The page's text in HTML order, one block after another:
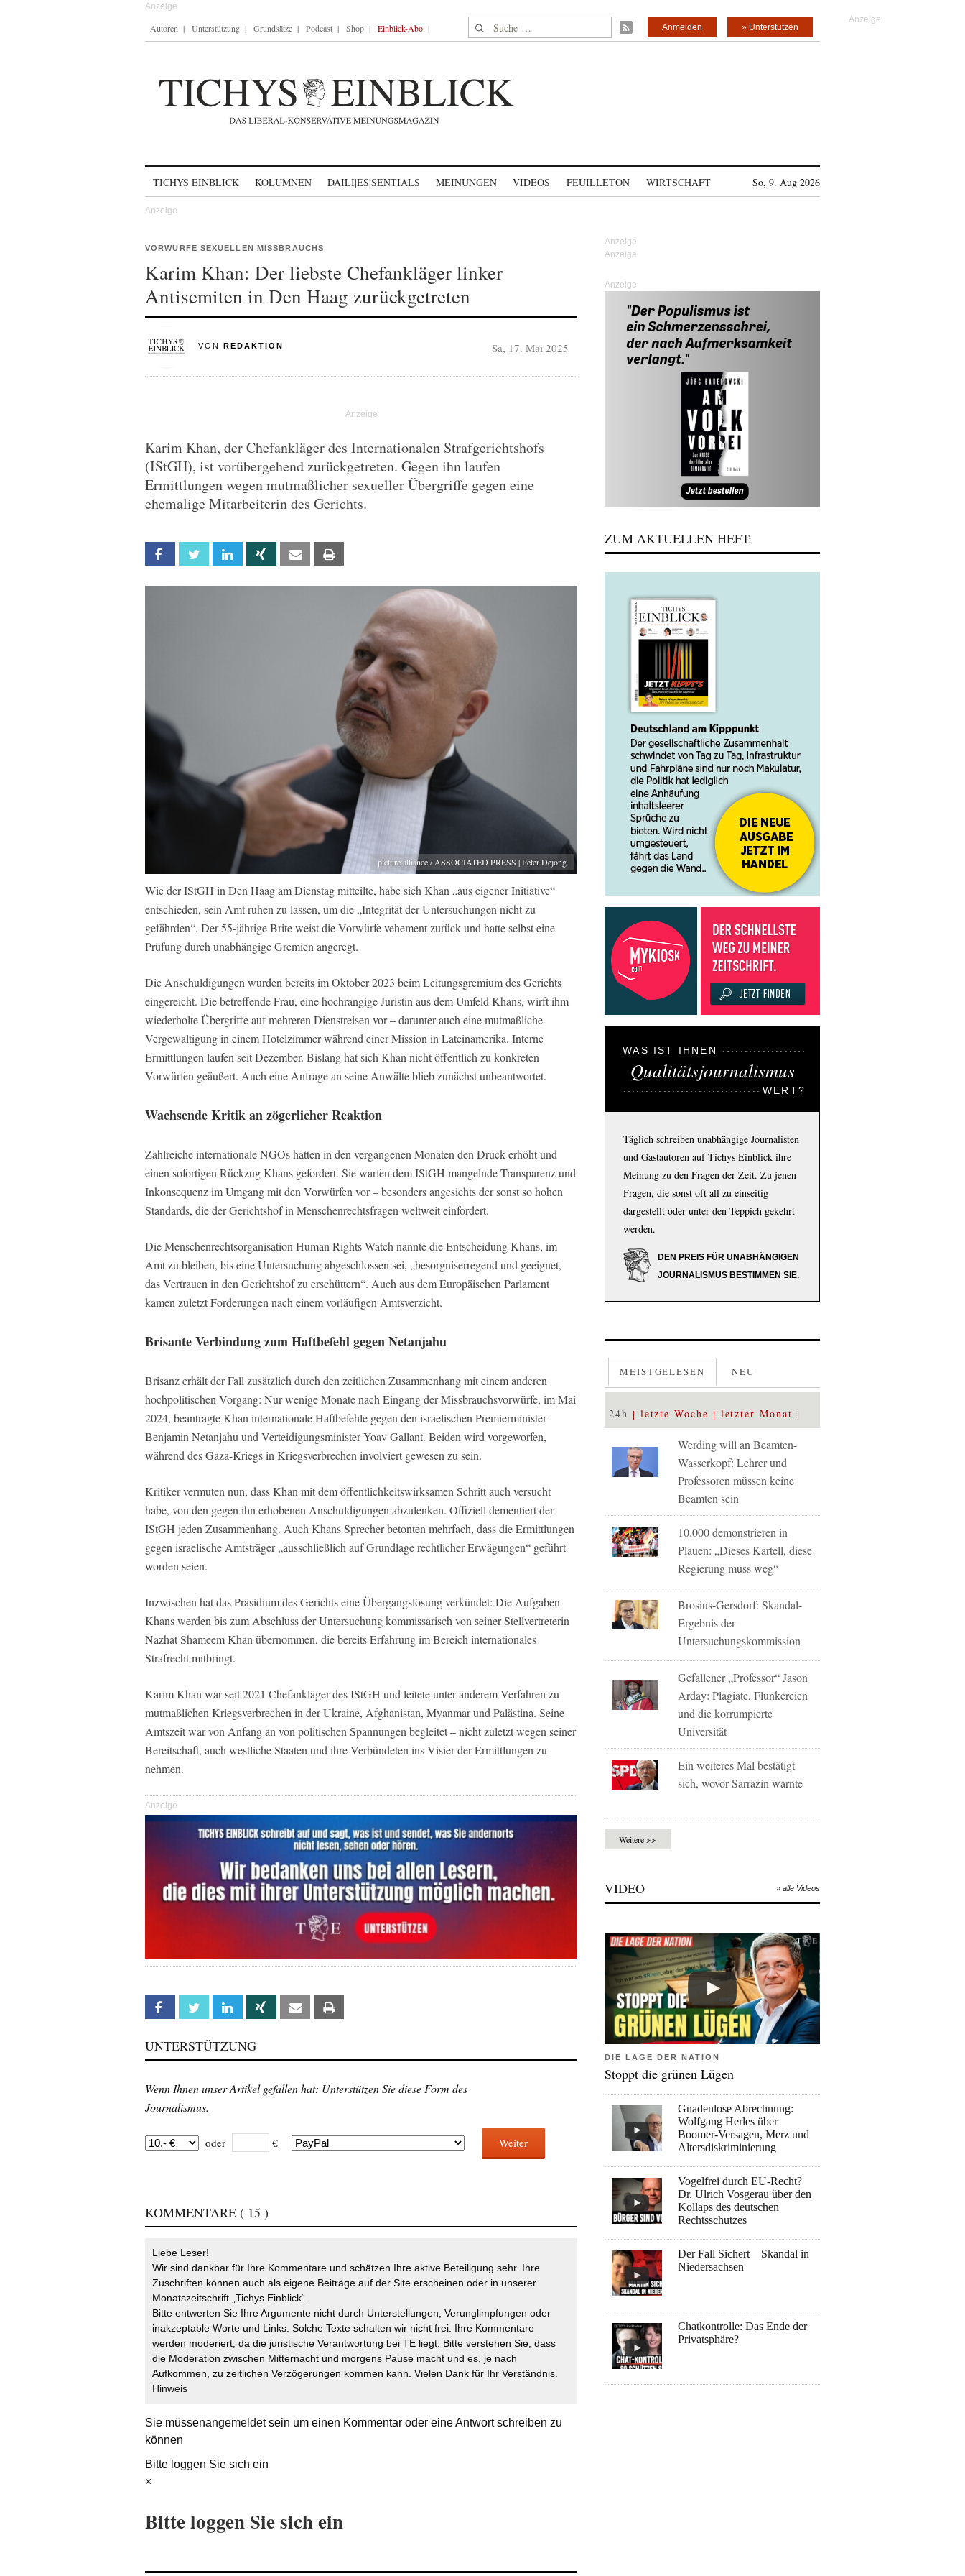
Autoren Unterstützung Grundsätze Podcast Shop Einblick-Abo Suche nach: » Unterstützen
Anmelden
TICHYS EINBLICK KOLUMNEN DAILI|ES|SENTIALS MEINUNGEN VIDEOS FEUILLETON WIRTSCHAFT So, 9. Aug 2026
VORWÜRFE SEXUELLEN MISSBRAUCHS
Karim Khan: Der liebste Chefankläger linker
Antisemiten in Den Haag zurückgetreten
VON REDAKTION Sa, 17. Mai 2025
Karim Khan, der Chefankläger des Internationalen Strafgerichtshofs
(IStGH), ist vorübergehend zurückgetreten. Gegen ihn laufen
Ermittlungen wegen mutmaßlicher sexueller Übergriffe gegen eine
ehemalige Mitarbeiterin des Gerichts.
Facebook Twitter Linkedin Xing Email
picture alliance / ASSOCIATED PRESS | Peter Dejong
Wie der IStGH in Den Haag am Dienstag mitteilte, habe sich Khan „aus eigener Initiative“
entschieden, sein Amt ruhen zu lassen, um die „Integrität der Untersuchungen nicht zu
gefährden“. Der 55-jährige Brite weist die Vorwürfe vehement zurück und hatte selbst eine
Prüfung durch unabhängige Gremien angeregt.
Die Anschuldigungen wurden bereits im Oktober 2023 beim Leitungsgremium des Gerichts
eingereicht. Die betreffende Frau, eine hochrangige Juristin aus dem Umfeld Khans, wirft ihm
wiederholte Übergriffe auf mehreren Dienstreisen vor – darunter auch eine mutmaßliche
Vergewaltigung in einem Hotelzimmer während einer Mission in Lateinamerika. Interne
Ermittlungen laufen seit Dezember. Bislang hat sich Khan nicht öffentlich zu konkreten
Vorwürfen geäußert. Auch eine Anfrage an seine Anwälte blieb zunächst unbeantwortet.
Wachsende Kritik an zögerlicher Reaktion
Zahlreiche internationale NGOs hatten in den vergangenen Monaten den Druck erhöht und
einen sofortigen Rückzug Khans gefordert. Sie warfen dem IStGH mangelnde Transparenz und
Inkonsequenz im Umgang mit den Vorwürfen vor – besonders angesichts der sonst so hohen
Standards, die der Gerichtshof in Menschenrechtsfragen weltweit einfordert.
Die Menschenrechtsorganisation Human Rights Watch nannte die Entscheidung Khans, im
Amt zu bleiben, bis eine Untersuchung abgeschlossen sei, „besorgniserregend und geeignet,
das Vertrauen in den Gerichtshof zu erschüttern“. Auch aus dem Europäischen Parlament
kamen zuletzt Forderungen nach einem vorläufigen Amtsverzicht.
Brisante Verbindung zum Haftbefehl gegen Netanjahu
Brisanz erhält der Fall zusätzlich durch den zeitlichen Zusammenhang mit einem anderen
hochpolitischen Vorgang: Nur wenige Monate nach Eingang der Missbrauchsvorwürfe, im Mai
2024, beantragte Khan internationale Haftbefehle gegen den israelischen Premierminister
Benjamin Netanjahu und Verteidigungsminister Yoav Gallant. Beiden wird vorgeworfen,
während des Gaza-Kriegs in Kriegsverbrechen involviert gewesen zu sein.
Kritiker vermuten nun, dass Khan mit dem öffentlichkeitswirksamen Schritt auch versucht
habe, von den gegen ihn erhobenen Anschuldigungen abzulenken. Offiziell dementiert der
IStGH jeden Zusammenhang. Auch Khans Sprecher betonten mehrfach, dass die Ermittlungen
gegen israelische Amtsträger „ausschließlich auf Grundlage rechtlicher Erwägungen“ geführt
worden seien.
Inzwischen hat das Präsidium des Gerichts eine Übergangslösung verkündet: Die Aufgaben
Khans werden bis zum Abschluss der Untersuchung kommissarisch von seiner Stellvertreterin
Nazhat Shameem Khan übernommen, die bereits Erfahrung im Bereich internationales
Strafrecht mitbringt.
Karim Khan war seit 2021 Chefankläger des IStGH und leitete unter anderem Verfahren zu
mutmaßlichen Kriegsverbrechen in der Ukraine, Afghanistan, Myanmar und Palästina. Seine
Amtszeit war von Anfang an von politischen Spannungen begleitet – nicht zuletzt wegen seiner
Bereitschaft, auch westliche Staaten und ihre Verbündeten ins Visier der Ermittlungen zu
nehmen.
Anzeige
Facebook Twitter Linkedin Xing Email
UNTERSTÜTZUNG
Wenn Ihnen unser Artikel gefallen hat: Unterstützen Sie diese Form des
Journalismus.
oder € Weiter
KOMMENTARE ( 15 )
Liebe Leser!
Wir sind dankbar für Ihre Kommentare und schätzen Ihre aktive Beteiligung sehr. Ihre
Zuschriften können auch als eigene Beiträge auf der Site erscheinen oder in unserer
Monatszeitschrift „Tichys Einblick“.
Bitte entwerten Sie Ihre Argumente nicht durch Unterstellungen, Verunglimpfungen oder
inakzeptable Worte und Links. Solche Texte schalten wir nicht frei. Ihre Kommentare
werden moderiert, da die juristische Verantwortung bei TE liegt. Bitte verstehen Sie, dass
die Moderation zwischen Mitternacht und morgens Pause macht und es, je nach
Aufkommen, zu zeitlichen Verzögerungen kommen kann. Vielen Dank für Ihr Verständnis.
Hinweis
Sie müssenangemeldetsein um einen Kommentar oder eine Antwort schreiben zu
können
Bitte loggen Sie sich ein
×
Bitte loggen Sie sich ein
Anzeige
ZUM AKTUELLEN HEFT:
WAS IST IHNEN
Qualitätsjournalismus
WERT?
Täglich schreiben unabhängige Journalisten
und Gastautoren auf Tichys Einblick ihre
Meinung zu den Fragen der Zeit. Zu jenen
Fragen, die sonst oft all zu einseitig
dargestellt oder unter den Teppich gekehrt
werden.
DEN PREIS FÜR UNABHÄNGIGEN
JOURNALISMUS BESTIMMEN SIE.
MEISTGELESEN NEU
24h letzte Woche letzter Monat
Werding will an Beamten-
Wasserkopf: Lehrer und
Professoren müssen keine
Beamten sein
10.000 demonstrieren in
Plauen: „Dieses Kartell, diese
Regierung muss weg“
Brosius-Gersdorf: Skandal-
Ergebnis der
Untersuchungskommission
Gefallener „Professor“ Jason
Arday: Plagiate, Flunkereien
und die korrumpierte
Universität
Ein weiteres Mal bestätigt
sich, wovor Sarrazin warnte
Weitere >>
VIDEO » alle Videos
DIE LAGE DER NATION
Stoppt die grünen Lügen
Gnadenlose Abrechnung:
Wolfgang Herles über
Boomer-Versagen, Merz und
Altersdiskriminierung
Vogelfrei durch EU-Recht?
Dr. Ulrich Vosgerau über den
Kollaps des deutschen
Rechtsschutzes
Der Fall Sichert – Skandal in
Niedersachsen
Chatkontrolle: Das Ende der
Privatsphäre?